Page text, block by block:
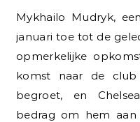
Mykhailo Mudryk, een Oekraïense winger, trad in
januari toe tot de
opmerkelijke
komst naar de
begroet, en
bedrag om hem